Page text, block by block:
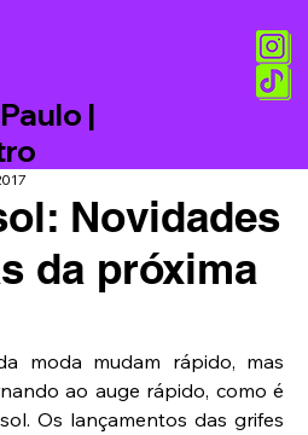
|
Novidades
da próxima
moda mudam rápido, mas
ao auge rápido, como é
Os lançamentos das grifes